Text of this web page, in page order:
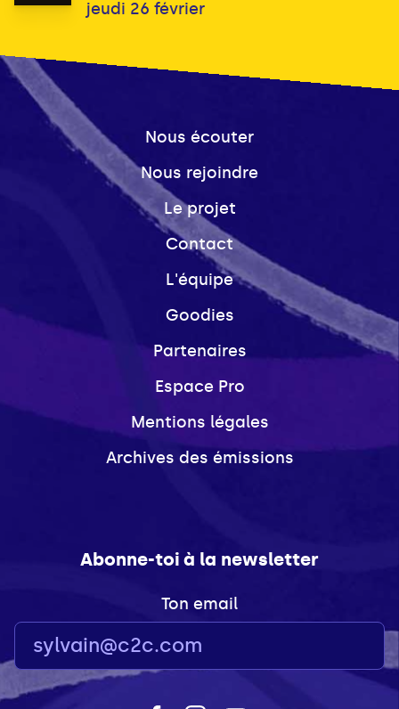
jeudi 26 février
Nous écouter
Nous rejoindre
Le projet
Contact
L'équipe
Goodies
Partenaires
Espace Pro
Mentions légales
Archives des émissions
Abonne-toi à la newsletter
Ton email